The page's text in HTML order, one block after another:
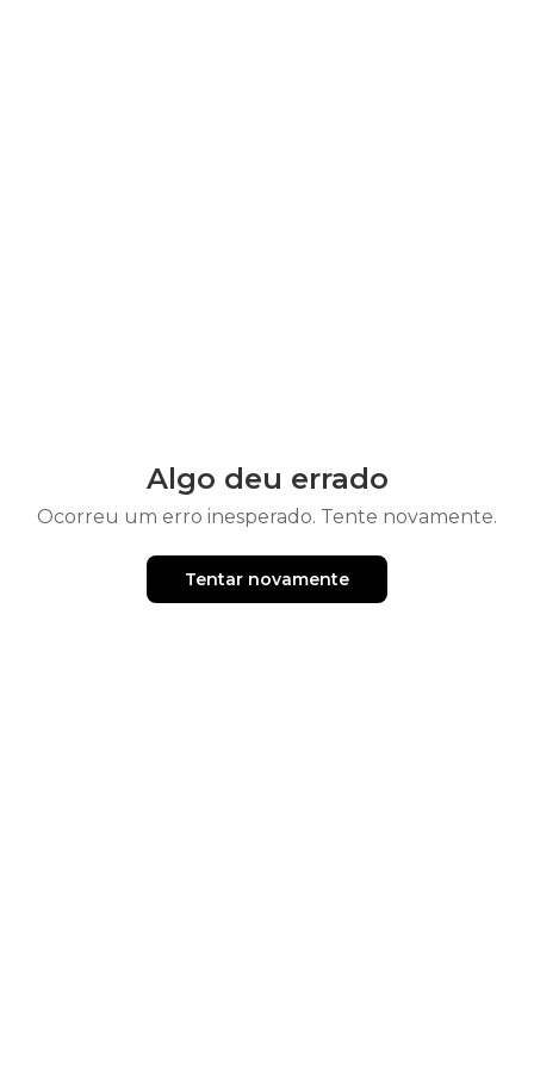
Algo deu errado
Ocorreu um erro inesperado. Tente novamente.
Tentar novamente